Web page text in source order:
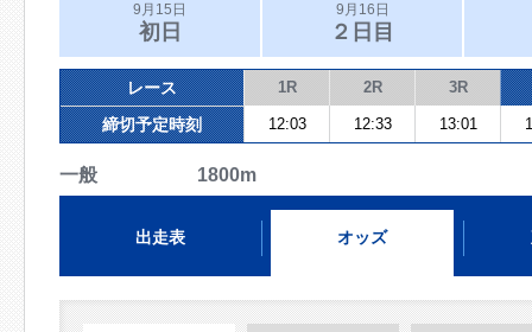
9月15日
初日
9月16日
２日目
レース 1R 2R 3R
締切予定時刻 12:03 12:33 13:01
一般 1800m
出走表 オッズ